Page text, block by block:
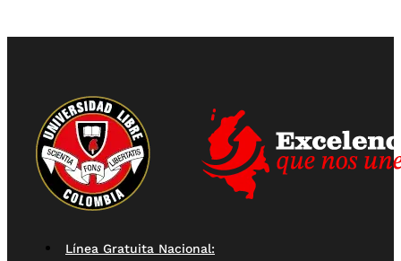
Línea Gratuita Nacional: